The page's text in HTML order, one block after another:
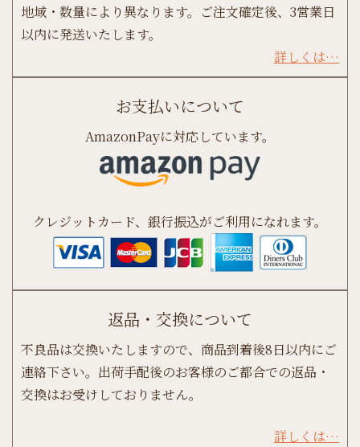
地域・数量により異なります。ご注文確定後、3営業日
以内に発送いたします。
詳しくは…
お支払いについて
AmazonPayに対応しています。
クレジットカード、銀行振込がご利用になれます。
返品・交換について
不良品は交換いたしますので、商品到着後8日以内にご
連絡下さい。出荷手配後のお客様のご都合での返品・
交換はお受けしておりません。
詳しくは…